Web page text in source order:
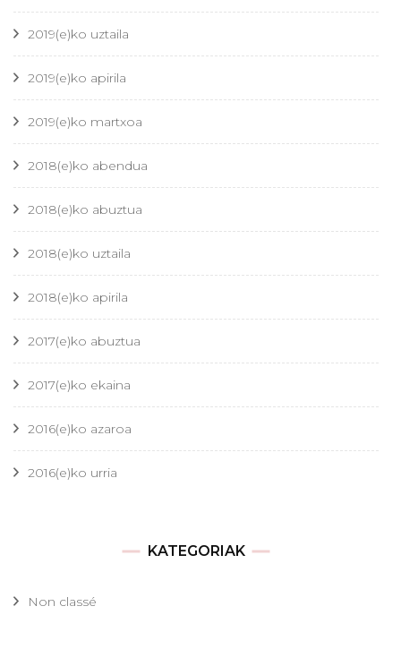
2019(e)ko uztaila
2019(e)ko apirila
2019(e)ko martxoa
2018(e)ko abendua
2018(e)ko abuztua
2018(e)ko uztaila
2018(e)ko apirila
2017(e)ko abuztua
2017(e)ko ekaina
2016(e)ko azaroa
2016(e)ko urria
KATEGORIAK
Non classé